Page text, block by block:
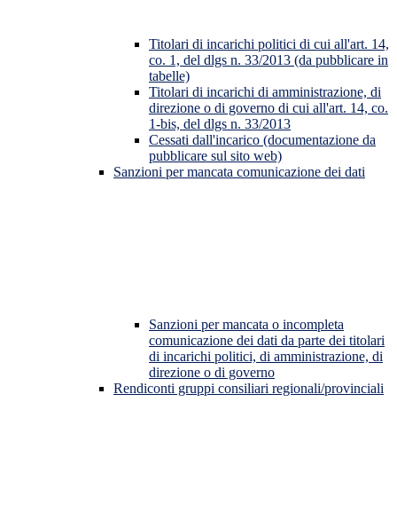
Titolari di incarichi politici di cui all'art. 14,
co. 1, del dlgs n. 33/2013 (da pubblicare in
tabelle)
Titolari di incarichi di amministrazione, di
direzione o di governo di cui all'art. 14, co.
1-bis, del dlgs n. 33/2013
Cessati dall'incarico (documentazione da
pubblicare sul sito web)
Sanzioni per mancata comunicazione dei dati
Sanzioni per mancata o incompleta
comunicazione dei dati da parte dei titolari
di incarichi politici, di amministrazione, di
direzione o di governo
Rendiconti gruppi consiliari regionali/provinciali